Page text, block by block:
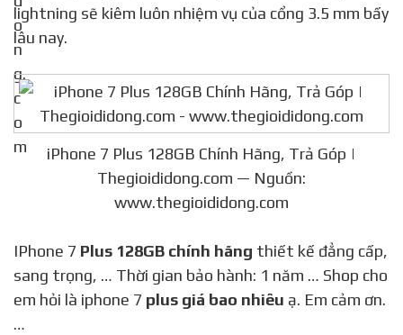
lightning sẽ kiêm luôn nhiệm vụ của cổng 3.5 mm bấy
lâu nay.
iPhone 7 Plus 128GB Chính Hãng, Trả Góp |
Thegioididong.com — Nguồn:
www.thegioididong.com
IPhone 7 Plus 128GB chính hãng thiết kế đẳng cấp,
sang trọng, … Thời gian bảo hành: 1 năm … Shop cho
em hỏi là iphone 7 plus giá bao nhiêu ạ. Em cảm ơn.
…